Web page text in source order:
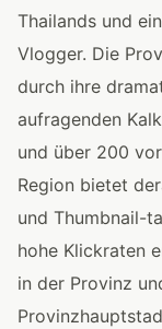
Thailands und
Vlogger. Die
durch ihre
aufragenden
und über 200
Region bietet
und Thumbnail-
hohe Klickraten
in der Provinz